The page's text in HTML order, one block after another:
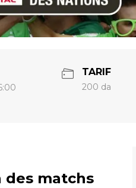
TARIF
200 da
des matchs